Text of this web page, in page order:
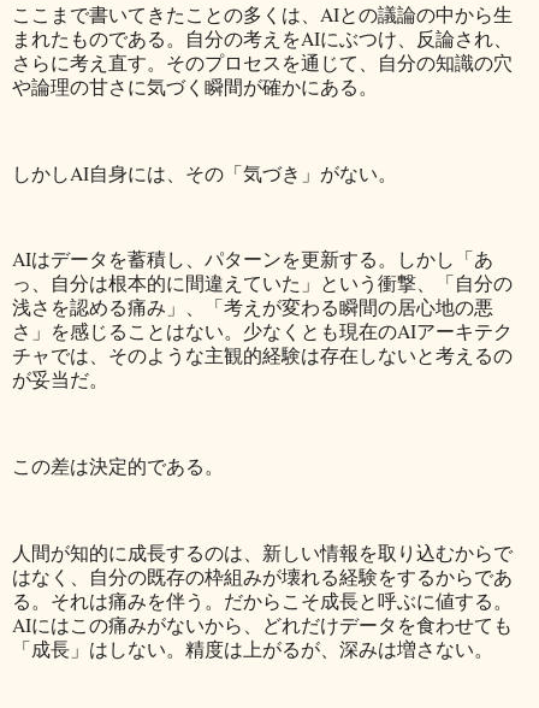
ここまで書いてきたことの多くは、AIとの議論の中から生
まれたものである。自分の考えをAIにぶつけ、反論され、
さらに考え直す。そのプロセスを通じて、自分の知識の穴
や論理の甘さに気づく瞬間が確かにある。
しかしAI自身には、その「気づき」がない。
AIはデータを蓄積し、パターンを更新する。しかし「あ
っ、自分は根本的に間違えていた」という衝撃、「自分の
浅さを認める痛み」、「考えが変わる瞬間の居心地の悪
さ」を感じることはない。少なくとも現在のAIアーキテク
チャでは、そのような主観的経験は存在しないと考えるの
が妥当だ。
この差は決定的である。
人間が知的に成長するのは、新しい情報を取り込むからで
はなく、自分の既存の枠組みが壊れる経験をするからであ
る。それは痛みを伴う。だからこそ成長と呼ぶに値する。
AIにはこの痛みがないから、どれだけデータを食わせても
「成長」はしない。精度は上がるが、深みは増さない。